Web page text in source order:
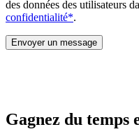
des données des utilisateurs
confidentialité*.
Gagnez du temps